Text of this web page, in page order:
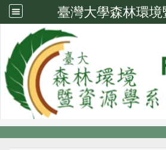
臺灣大學森林環境
系所成員
系所成員